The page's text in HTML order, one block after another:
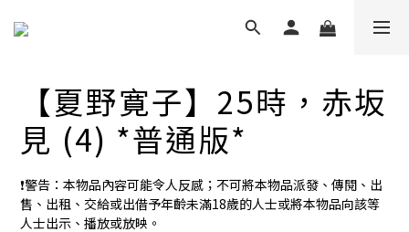
【夏野寛子】25時，赤坂
見 (4) *普通版*
❗️警告：本物品內容可能令人反感；不可將本物品派發、傳閱、出
售、出租、交給或出借予年齡未滿18歲的人士或將本物品向該等
人士出示、播放或放映。